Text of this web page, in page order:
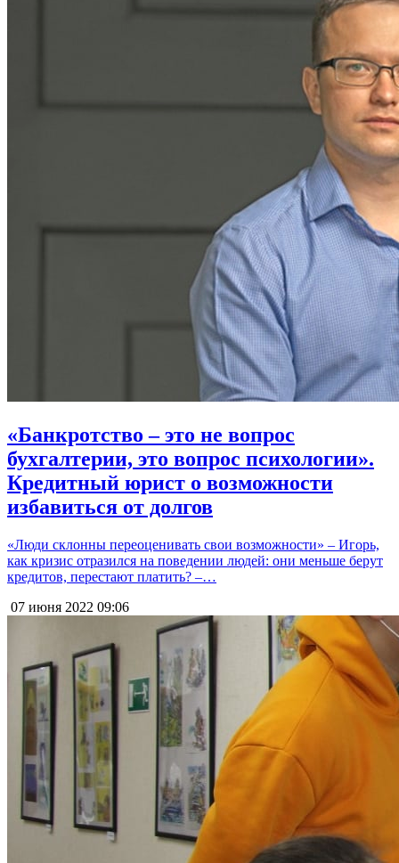
«Банкротство – это не вопрос
бухгалтерии, это вопрос психологии».
Кредитный юрист о возможности
избавиться от долгов
«Люди склонны переоценивать свои возможности» – Игорь,
как кризис отразился на поведении людей: они меньше берут
кредитов, перестают платить? –…
07 июня 2022 09:06